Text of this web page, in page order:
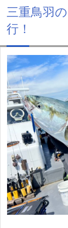
三重鳥羽
行！